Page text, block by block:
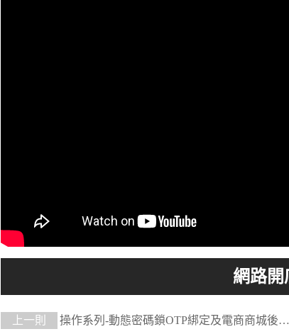
上一則
操作系列-動態密碼鎖OTP綁定及電商商城後台